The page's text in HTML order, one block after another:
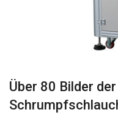
Über 80 Bilder